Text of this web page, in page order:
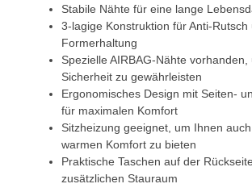
Stabile Nähte für eine lange
3-lagige Konstruktion für Anti-Rutsch
Formerhaltung
Spezielle AIRBAG-Nähte vorhanden,
Sicherheit zu gewährleisten
Ergonomisches Design mit Seiten-
für maximalen Komfort
Sitzheizung geeignet, um Ihnen
warmen Komfort zu bieten
Praktische Taschen auf der
zusätzlichen Stauraum